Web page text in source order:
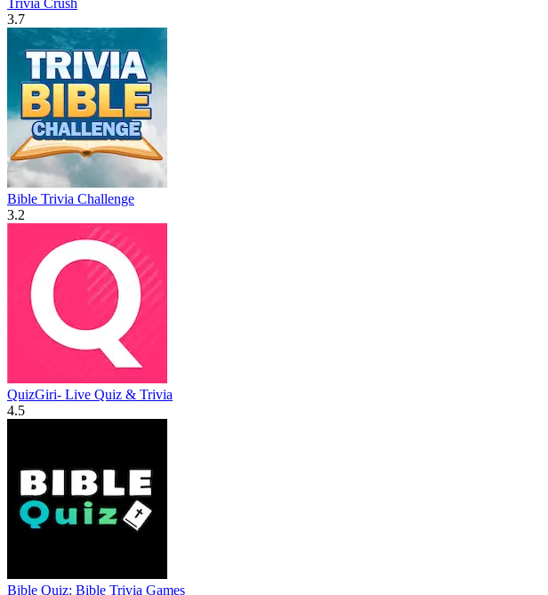
3.7
Bible Trivia Challenge
3.2
QuizGiri- Live Quiz & Trivia
4.5
Bible Quiz: Bible Trivia Games